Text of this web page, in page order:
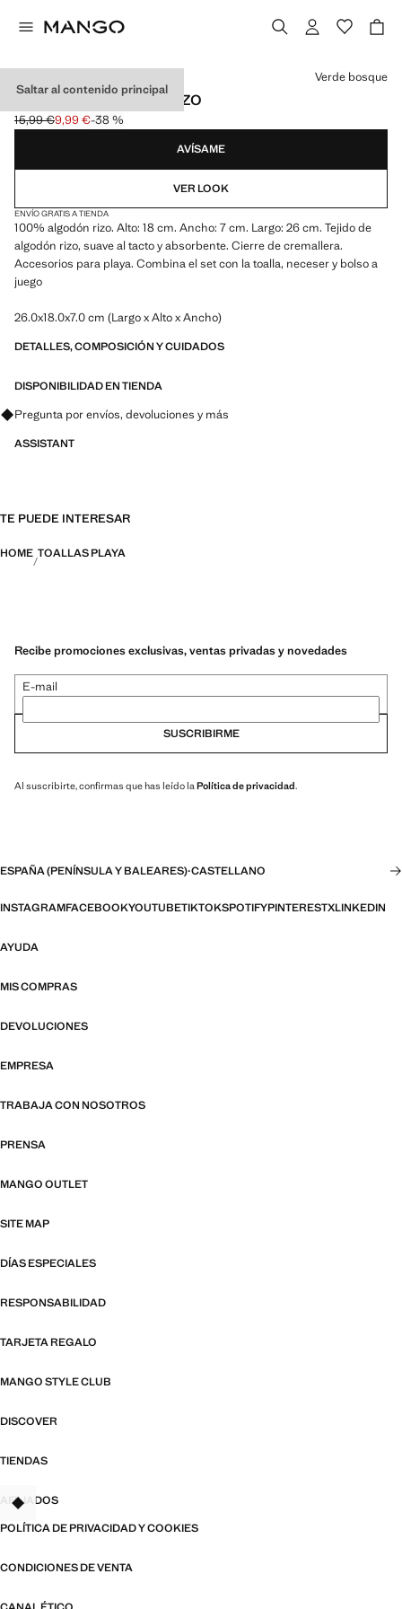
Saltar al contenido principal
NECESER ALGODÓN RIZO
Precio inicial tachado [15,99 € ]
15,99 €
Precio actual [9,99 € ]
9,99 €-38 %
Selecciona un color
Verde bosque
AVÍSAME
VER LOOK
ENVÍO GRATIS A TIENDA
100% algodón rizo. Alto: 18 cm. Ancho: 7 cm. Largo: 26 cm. Tejido de
algodón rizo, suave al tacto y absorbente. Cierre de cremallera.
Accesorios para playa. Combina el set con la toalla, neceser y bolso a
juego
26.0x18.0x7.0 cm (Largo x Alto x Ancho)
DETALLES, COMPOSICIÓN Y CUIDADOS
DISPONIBILIDAD EN TIENDA
Pregunta por envíos, devoluciones y más
ASSISTANT
TE PUEDE INTERESAR
HOME TOALLAS PLAYA
Recibe promociones exclusivas, ventas privadas y novedades
E-mail
SUSCRIBIRME
Al suscribirte, confirmas que has leído la Política de privacidad.
ESPAÑA (PENÍNSULA Y BALEARES)·CASTELLANO
INSTAGRAMFACEBOOKYOUTUBETIKTOKSPOTIFYPINTERESTXLINKEDIN
AYUDA
MIS COMPRAS
DEVOLUCIONES
EMPRESA
TRABAJA CON NOSOTROS
PRENSA
MANGO OUTLET
SITE MAP
DÍAS ESPECIALES
RESPONSABILIDAD
TARJETA REGALO
MANGO STYLE CLUB
DISCOVER
TIENDAS
AFILIADOS
POLÍTICA DE PRIVACIDAD Y COOKIES
CONDICIONES DE VENTA